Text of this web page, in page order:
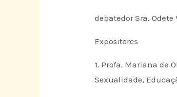
debatedor Sra.
Expositores
1. Profa. Mariana de
Sexualidade,